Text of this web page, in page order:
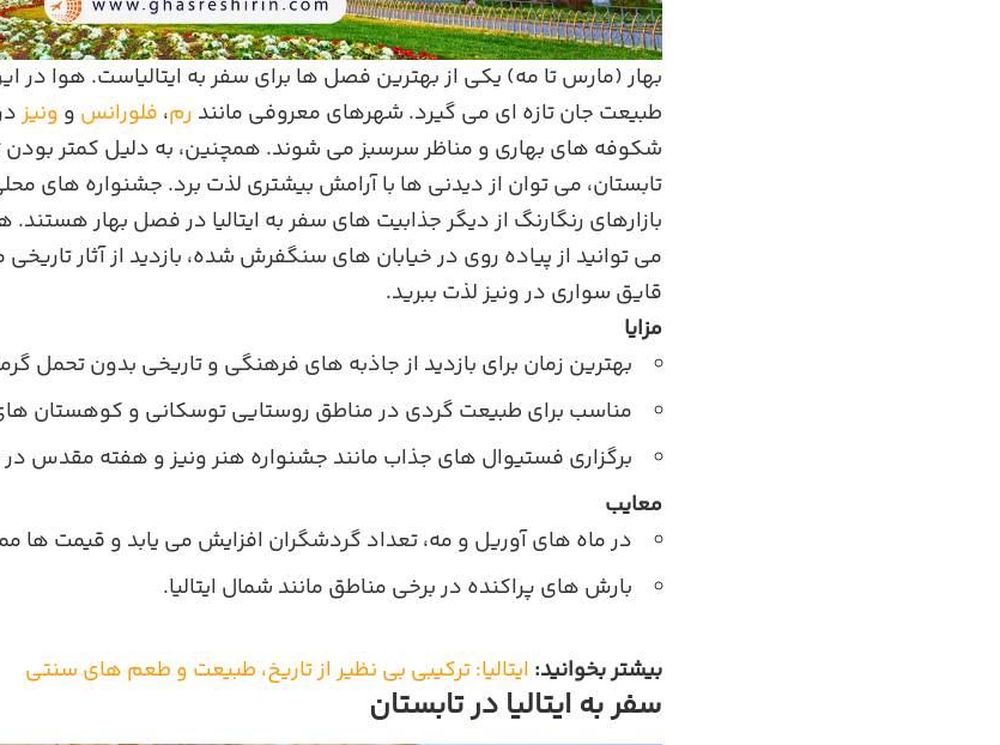
بهار (مارس تا مه) یکی از بهترین فصل‌ ها برای سفر به ایتالیاست. هوا در
طبیعت جان تازه‌ ای می‌ گیرد. شهرهای معروفی مانند رم، فلورانس و ونیز
شکوفه‌ های بهاری و مناظر سرسبز می‌ شوند. همچنین، به دلیل کمتر
تابستان، می‌ توان از دیدنی‌ ها با آرامش بیشتری لذت برد. جشنواره‌ های
بازارهای رنگارنگ از دیگر جذابیت‌ های سفر به ایتالیا در فصل بهار
می توانید از پیاده‌ روی در خیابان‌ های سنگفرش شده، بازدید از آثار تاریخی
قایق‌ سواری در ونیز لذت ببرید.
مزایا
بهترین زمان برای بازدید از جاذبه‌ های فرهنگی و تاریخی بدون تحمل
مناسب برای طبیعت‌ گردی در مناطق روستایی توسکانی و کوهستان‌
برگزاری فستیوال‌ های جذاب مانند جشنواره هنر ونیز و هفته مقدس
معایب
در ماه‌ های آوریل و مه، تعداد گردشگران افزایش می‌ یابد و قیمت‌ ها
بارش‌ های پراکنده در برخی مناطق مانند شمال ایتالیا.
بیشتر بخوانید: ایتالیا: ترکیبی بی نظیر از تاریخ، طبیعت و طعم های سنتی
سفر به ایتالیا در تابستان